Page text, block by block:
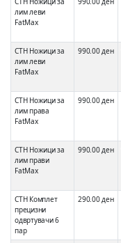
лим леви
FatMax
СТН Ножици за
лим леви
FatMax
990.00 ден
СТН Ножици за
лим права
FatMax
990.00 ден
СТН Ножици за
лим прави
FatMax
990.00 ден
СТН Комплет
прецизни
одвртувачи 6
пар
290.00 ден